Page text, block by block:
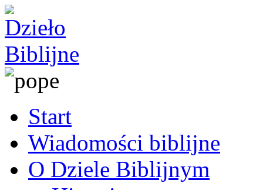
Start
Wiadomości biblijne
O Dziele Biblijnym